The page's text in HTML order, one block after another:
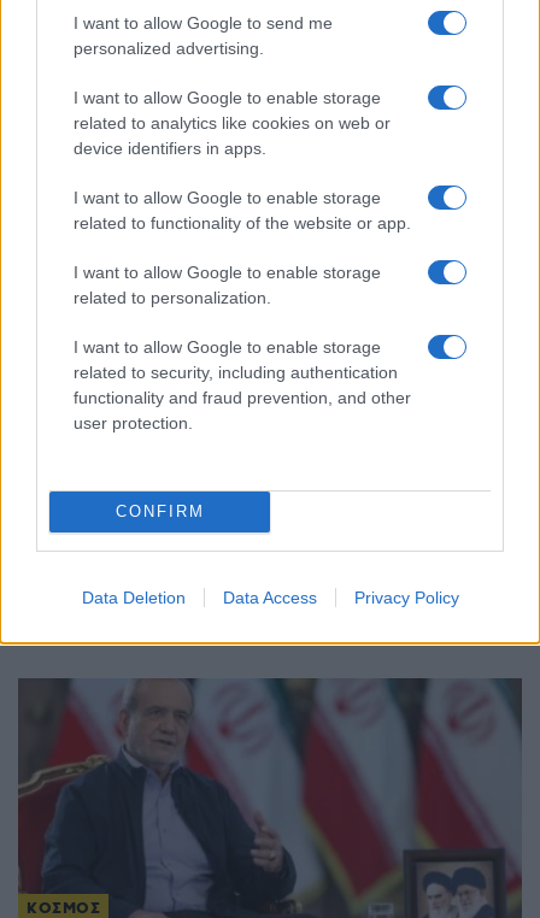
I want to allow Google to send me
personalized advertising.
I want to allow Google to enable storage
related to analytics like cookies on web or
device identifiers in apps.
I want to allow Google to enable storage
related to functionality of the website or app.
I want to allow Google to enable storage
related to personalization.
I want to allow Google to enable storage
related to security, including authentication
functionality and fraud prevention, and other
user protection.
CONFIRM
Data Deletion Data Access Privacy Policy
Χιροσίμα: 81 χρόνια από την πρώτη ατομική
βόμβα στην ιστορία της ανθρωπότητας
6/08/2026 - 1:11μμ
Γερμανία: Νέα διάσταση στις απειλές βλέπει το
Βερολίνο μετά τον εντοπισμό drone με εκρηκτικά
6/08/2026 - 11:56πμ
ΚΟΣΜΟΣ